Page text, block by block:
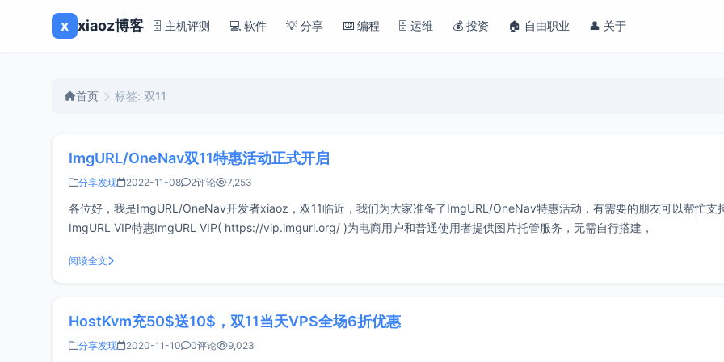
x xiaoz博客 🗄️ 主机评测 💻 软件 💡 分享 ⌨️ 编程 🗄️ 运维 💰 投资 🏠 自由职业 👤 关于
首页 标签: 双11
ImgURL/OneNav双11特惠活动正式开启
分享发现 2022-11-08 2评论 7,253
各位好，我是ImgURL/OneNav开发者xiaoz，双11临近，我们为大家准备了ImgURL/OneNav特惠活动，有需要的朋友可以帮忙支
ImgURL VIP特惠ImgURL VIP( https://vip.imgurl.org/ )为电商用户和普通使用者提供图片托管服务，无需自行搭建，
阅读全文
HostKvm充50$送10$，双11当天VPS全场6折优惠
分享发现 2020-11-10 0评论 9,023